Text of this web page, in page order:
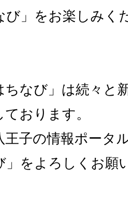
び」をお楽しみく
ちなび」は続々と
おります。
王子の情報ポータ
」をよろしくお願